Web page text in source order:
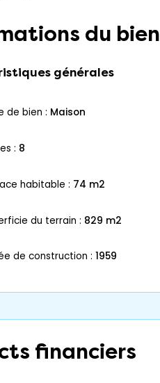
du bien
générales
de bien : maison
: 8
habitable : 74 m2
du terrain : 829 m2
de construction : 1959
financiers